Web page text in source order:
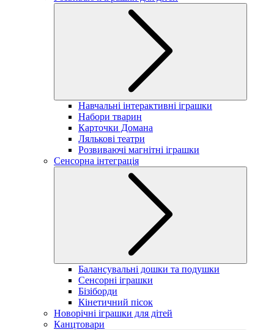
Навчальні інтерактивні іграшки
Набори тварин
Карточки Домана
Лялькові театри
Розвиваючі магнітні іграшки
Сенсорна інтеграція
Балансувальні дошки та подушки
Сенсорні іграшки
Бізіборди
Кінетичний пісок
Новорічні іграшки для дітей
Канцтовари